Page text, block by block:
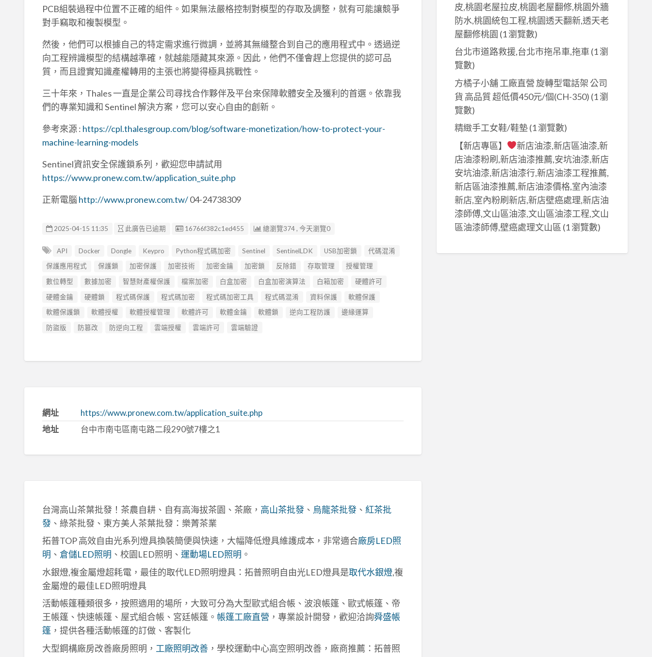
PCB組裝過程中位置不正確的組件。如果無法嚴格控制對模型的存取及調整，就有可能讓競爭
對手竊取和複製模型。
然後，他們可以根據自己的特定需求進行微調，並將其無縫整合到自己的應用程式中。透過逆
向工程辨識模型的結構越準確，就越能隱藏其來源。因此，他們不僅會趕上您提供的認可品
質，而且證實知識產權轉用的主張也將變得極具挑戰性。
三十年來，Thales 一直是企業公司尋找合作夥伴及平台來保障軟體安全及獲利的首選。依靠我
們的專業知識和 Sentinel 解決方案，您可以安心自由的創新。
參考來源 : https://cpl.thalesgroup.com/blog/software-monetization/how-to-protect-your-
machine-learning-models
Sentinel資訊安全保護鎖系列，歡迎您申請試用
https://www.pronew.com.tw/application_suite.php
正新電腦 http://www.pronew.com.tw/04-24738309
2025-04-15 11:35 此廣告已逾期 廣告编號
16766f382c1ed455 總瀏覽374 , 今天瀏覽0
API Docker Dongle Keypro Python程式碼加密 Sentinel SentinelLDK USB加密鎖
代碼混淆
保護應用程式
保護鎖 加密保護 加密技術 加密金鑰 加密鎖 反除錯 存取管理
授權管理
數位轉型
數據加密 智慧財產權保護 檔案加密 白盒加密 白盒加密演算法 白箱加密
硬體許可
硬體金鑰
硬體鎖 程式碼保護 程式碼加密 程式碼加密工具 程式碼混淆 資料保護
軟體保護
軟體保護鎖
軟體授權 軟體授權管理 軟體許可 軟體金鑰 軟體鎖 逆向工程防護
邊緣運算
防盜版
防篡改 防逆向工程 雲端授權 雲端許可 雲端驗證
網址
https://www.pronew.com.tw/application_suite.php
地址
台中市南屯區南屯路二段290號7樓之1
台灣高山茶葉批發！茶農自耕、自有高海拔茶園、茶廠， 高山茶批發、 烏龍茶批發、 紅茶批
發、綠茶批發、東方美人茶葉批發：樂菁茶業
拓普TOP 高效自由光系列燈具換裝簡便與快速，大幅降低燈具維護成本，非常適合廠房LED照
明 、 倉儲LED照明 、校園LED照明、 運動場LED照明 。
水銀燈,複金屬燈超耗電，最佳的取代LED照明燈具：拓普照明自由光LED燈具是取代水銀燈,複
金屬燈的最佳LED照明燈具
活動帳篷種類很多，按照適用的場所，大致可分為大型歐式組合帳、波浪帳篷、歐式帳篷、帝
王帳篷、快速帳篷、屋式組合帳、宮廷帳篷。 帳篷工廠直營 ，專業設計開發，歡迎洽詢舜盛帳
篷，提供各種活動帳篷的訂做、客製化
大型鋼構廠房改善廠房照明， 工廠照明改善，學校運動中心高空照明改善，廠商推薦：拓普照
皮,桃園老屋拉皮,桃園老屋翻修,桃園外牆
防水,桃園統包工程,桃園透天翻新,透天老
屋翻修桃園 (1 瀏覽數)
台北市道路救援,台北市拖吊車,拖車(1 瀏
覽數)
方橘子小舖 工廠直營 旋轉型電話架 公司
貨 高品質 超低價450元/個(CH-350) (1 瀏
覽數)
精緻手工女鞋/鞋墊(1 瀏覽數)
【新店專區】
新店油漆,新店區油漆,新
店油漆粉刷,新店油漆推薦,安坑油漆,新店
安坑油漆,新店油漆行,新店油漆工程推薦,
新店區油漆推薦,新店油漆價格,室內油漆
新店,室內粉刷新店,新店壁癌處理,新店油
漆師傅,文山區油漆,文山區油漆工程,文山
區油漆師傅,壁癌處理文山區 (1 瀏覽數)